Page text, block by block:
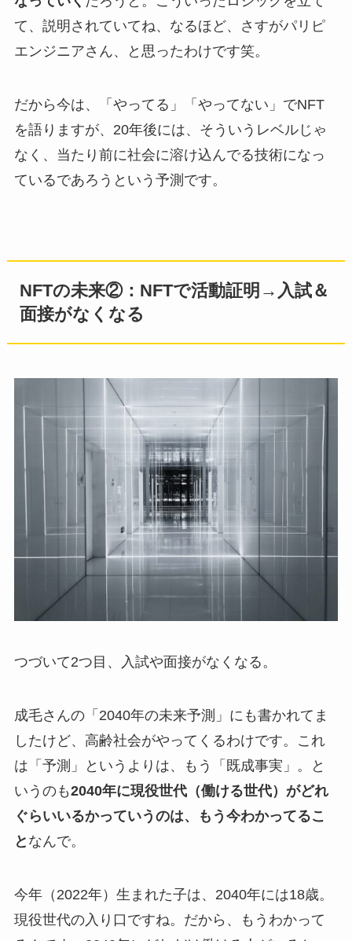
て、説明されていてね、なるほど、さすがパリピ
エンジニアさん、と思ったわけです笑。
だから今は、「やってる」「やってない」でNFT
を語りますが、20年後には、そういうレベルじゃ
なく、当たり前に社会に溶け込んでる技術になっ
ているであろうという予測です。
NFTの未来②：NFTで活動証明→入試＆
面接がなくなる
つづいて2つ目、入試や面接がなくなる。
成毛さんの「2040年の未来予測」にも書かれてま
したけど、高齢社会がやってくるわけです。これ
は「予測」というよりは、もう「既成事実」。と
いうのも2040年に現役世代（働ける世代）がどれ
ぐらいいるかっていうのは、もう今わかってるこ
と なんで。
今年（2022年）生まれた子は、2040年には18歳。
現役世代の入り口ですね。だから、もうわかって